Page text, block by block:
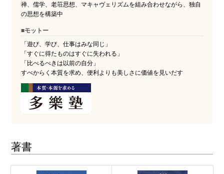
禅、儒学、老荘思想、マキャヴェリズムを組み合わせながら、独自
の思想を構築中
■モットー
「遊び、学び、仕事はみな同じ」
「すぐに得たものはすぐに失われる」
「比べるべきは以前の自分」
すべからく本質を求め、便利よりも美しさに価値を見いだす
著書